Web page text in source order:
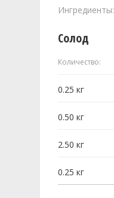
Ингредиенты:
Солод
Количество:
0.25кг
0.50кг
2.50кг
0.25кг